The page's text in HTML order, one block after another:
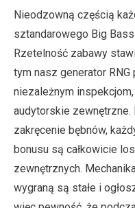
Nieodzowną częścią
sztandarowego Big Bass
Rzetelność zabawy
tym nasz generator
niezależnym
audytorskie zewnętrzne.
zakręcenie bębnów,
bonusu są całkowicie
zewnętrznych.
wygraną są stałe i